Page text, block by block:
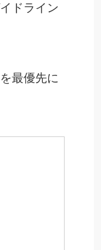
ドライン
最優先に